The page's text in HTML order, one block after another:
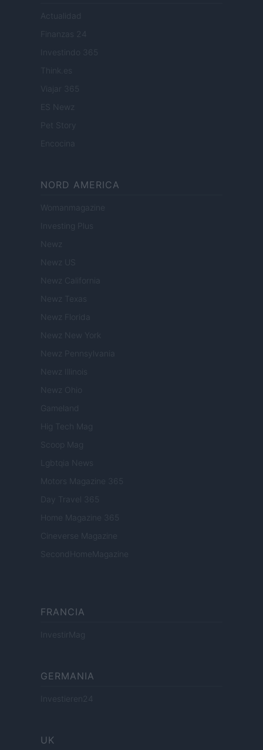
Actualidad
Finanzas 24
Investindo 365
Think.es
Viajar 365
ES Newz
Encocina
NORD AMERICA
Womanmagazine
Investing Plus
Newz
Newz US
Newz California
Newz Texas
Newz Florida
Newz New York
Newz Pennsylvania
Newz Illinois
Newz Ohio
Gameland
Hig Tech Mag
Scoop Mag
Lgbtqia News
Motors Magazine 365
Day Travel 365
Home Magazine 365
Cineverse Magazine
SecondHomeMagazine
FRANCIA
InvestirMag
GERMANIA
Investieren24
UK